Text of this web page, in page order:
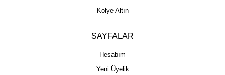
Kolye Altın
SAYFALAR
Hesabım
Yeni Üyelik